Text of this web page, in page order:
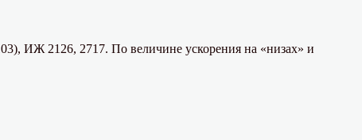
ИЖ 2126, 2717. По величине ускорения на «низах» и